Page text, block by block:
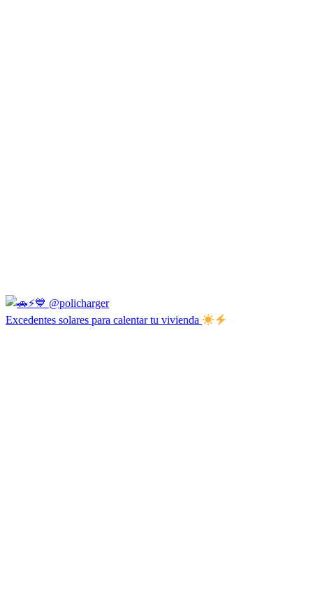
Excedentes solares para calentar tu vivienda